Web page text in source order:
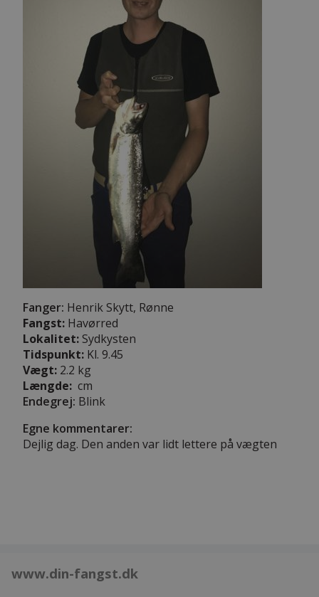
Fanger: Henrik Skytt, Rønne
Fangst: Havørred
Lokalitet: Sydkysten
Tidspunkt: Kl. 9.45
Vægt: 2.2 kg
Længde: cm
Endegrej: Blink
Egne kommentarer:
Dejlig dag. Den anden var lidt lettere på vægten
www.din-fangst.dk